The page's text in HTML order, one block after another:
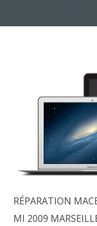
RÉPARATION
MI 2009